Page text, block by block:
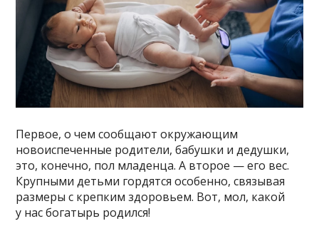
Первое, о чем сообщают окружающим
новоиспеченные родители, бабушки и дедушки,
это, конечно, пол младенца. А второе — его вес.
Крупными детьми гордятся особенно, связывая
размеры с крепким здоровьем. Вот, мол, какой
у нас богатырь родился!